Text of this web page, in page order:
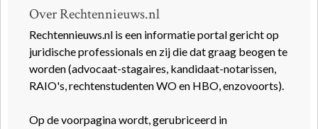
Over Rechtennieuws.nl
Rechtennieuws.nl is een informatie portal gericht op
juridische professionals en zij die dat graag beogen te
worden (advocaat-stagaires, kandidaat-notarissen,
RAIO's, rechtenstudenten WO en HBO, enzovoorts).
Op de voorpagina wordt, gerubriceerd in